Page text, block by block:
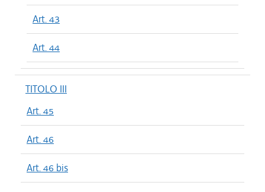
Art. 43
Art. 44
TITOLO III
Art. 45
Art. 46
Art. 46 bis